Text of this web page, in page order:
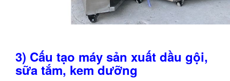
3) Cấu tạo máy sản xuất dầu gội,
sữa tắm, kem dưỡng